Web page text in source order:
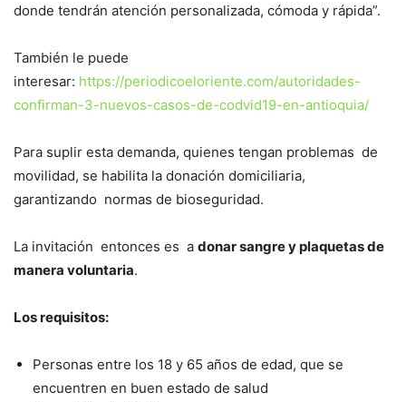
donde tendrán atención personalizada, cómoda y rápida”.
También le puede
interesar: https://periodicoeloriente.com/autoridades-
confirman-3-nuevos-casos-de-codvid19-en-antioquia/
Para suplir esta demanda, quienes tengan problemas de
movilidad, se habilita la donación domiciliaria,
garantizando normas de bioseguridad.
La invitación entonces es a donar sangre y plaquetas de
manera voluntaria.
Los requisitos:
Personas entre los 18 y 65 años de edad, que se
encuentren en buen estado de salud